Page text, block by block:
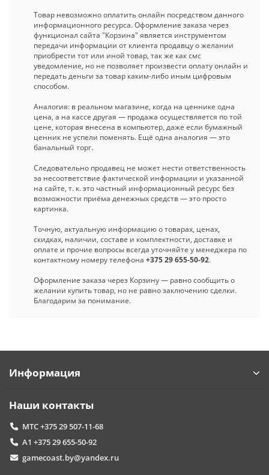
Товар невозможно оплатить онлайн посредством данного
информационного ресурса. Оформление заказа через
функционал сайта "Корзина" является инструментом
передачи информации от клиента продавцу о желании
приобрести тот или иной товар, так же как смс
уведомление, но не позволяет произвести оплату онлайн и
передать деньги за товар каким-либо иным цифровым
способом.
Аналогия: в реальном магазине, когда на ценнике одна
цена, а на кассе другая — продажа осуществляется по той
цене, которая внесена в компьютер, даже если бумажный
ценник не успели поменять. Ещё одна аналогия — это
банальный торг.
Следовательно продавец не может нести ответственность
за несоответствие фактической информации и указанной
на сайте, т. к. это частный информационный ресурс без
возможности приёма денежных средств — это просто
картинка.
Точную, актуальную информацию о товарах, ценах,
скидках, наличии, составе и комплектности, доставке и
оплате и прочие вопросы всегда уточняйте у менеджера по
контактному номеру телефона +375 29 655-50-92.
Оформление заказа через Корзину — равно сообщить о
желании купить товар, но не равно заключению сделки.
Благодарим за понимание.
Информация
Наши контакты
МТС +375 29 507-11-68
А1 +375 29 655-50-92
gamecoast.by@yandex.ru